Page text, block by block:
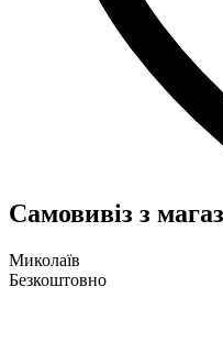
Самовивіз з
Миколаїв
Безкоштовно